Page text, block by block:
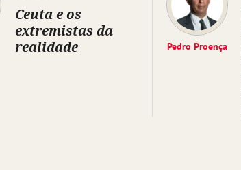
Ceuta e os
extremistas da
realidade
Pedro Proença